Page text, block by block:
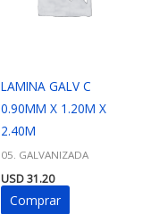
LAMINA GALV C
0.90MM X 1.20M X
2.40M
05. GALVANIZADA
USD31.20
Comprar